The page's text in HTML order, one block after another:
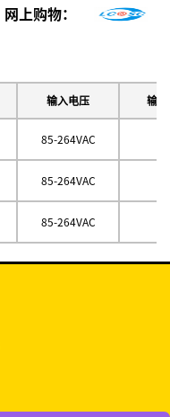
网上购物：
输入电压 输出
85-264VAC
85-264VAC
85-264VAC